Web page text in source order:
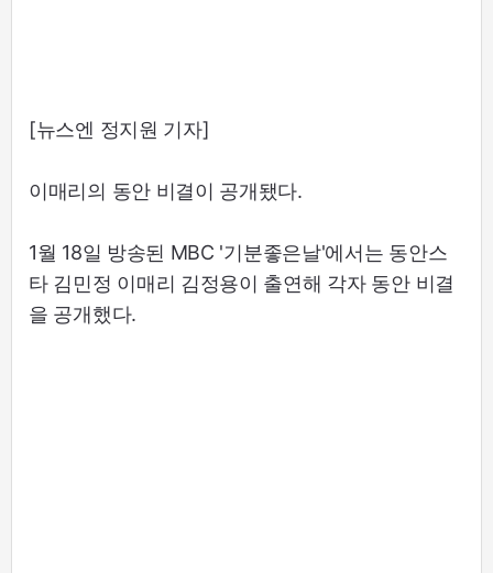
[뉴스엔 정지원 기자]
이매리의 동안 비결이 공개됐다.
1월 18일 방송된 MBC '기분좋은날'에서는 동안스
타 김민정 이매리 김정용이 출연해 각자 동안 비결
을 공개했다.